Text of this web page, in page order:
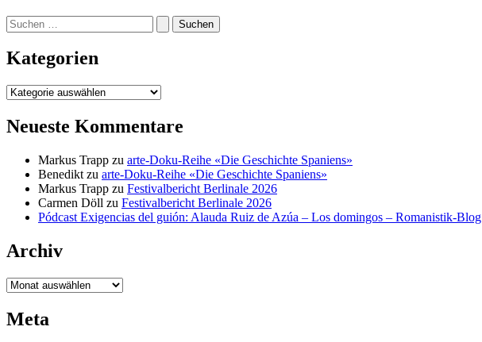
Suchen
nach:
Kategorien
Kategorien
Neueste Kommentare
Markus Trapp zu arte-Doku-Reihe «Die Geschichte Spaniens»
Benedikt zu arte-Doku-Reihe «Die Geschichte Spaniens»
Markus Trapp zu Festivalbericht Berlinale 2026
Carmen Döll zu Festivalbericht Berlinale 2026
Pódcast Exigencias del guión: Alauda Ruiz de Azúa – Los domingos – Romanistik-Blog
Archiv
Archiv
Meta